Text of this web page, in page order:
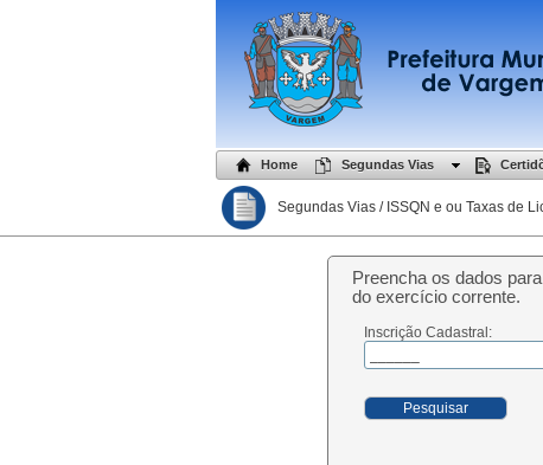
Home Segundas Vias
Segundas Vias / ISSQN e ou Taxas de
Preencha os dados
do exercício corrente.
Inscrição Cadastral:
Pesquisar